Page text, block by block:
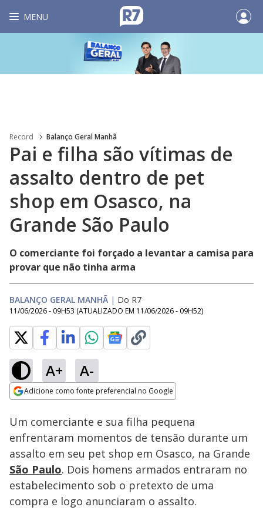
MENU
Record Balanço Geral Manhã
Pai e filha são vítimas de
assalto dentro de pet
shop em Osasco, na
Grande São Paulo
O comerciante foi forçado a levantar a camisa para
provar que não tinha arma
BALANÇO GERAL MANHÃ | Do R7
11/06/2026 - 09H53 (ATUALIZADO EM 11/06/2026 - 09H52)
A+ A-
Adicione como fonte preferencial no Google
Ativar
Loaded :
37.82%
Um comerciante e sua filha pequena
enfrentaram momentos de tensão durante um
assalto em seu pet shop em Osasco, na Grande
São Paulo. Dois homens armados entraram no
estabelecimento sob o pretexto de uma
compra e logo anunciaram o assalto.